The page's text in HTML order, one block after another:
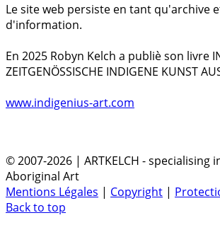
Le site web persiste en tant qu'archive
d'information.
En 2025 Robyn Kelch a publiè son livre
ZEITGENÖSSISCHE INDIGENE KUNST
www.indigenius-art.com
© 2007-2026 | ARTKELCH - specialising
Aboriginal Art
Mentions Légales | Copyright |
Back to top